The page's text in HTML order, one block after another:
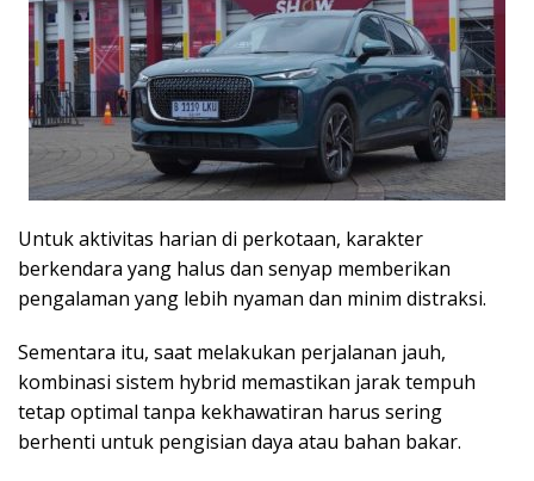
Untuk aktivitas harian di perkotaan, karakter
berkendara yang halus dan senyap memberikan
pengalaman yang lebih nyaman dan minim distraksi.
Sementara itu, saat melakukan perjalanan jauh,
kombinasi sistem hybrid memastikan jarak tempuh
tetap optimal tanpa kekhawatiran harus sering
berhenti untuk pengisian daya atau bahan bakar.